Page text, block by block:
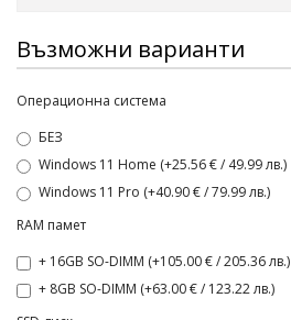
Възможни варианти
Операционна система
БЕЗ
Windows 11 Home (+25.56 € / 49.99 лв.)
Windows 11 Pro (+40.90 € / 79.99 лв.)
RAM памет
+ 16GB SO-DIMM (+105.00 € / 205.36 лв.)
+ 8GB SO-DIMM (+63.00 € / 123.22 лв.)